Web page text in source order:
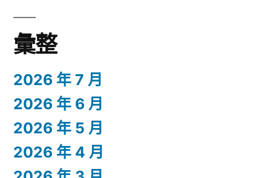
彙整
2026 年 7 月
2026 年 6 月
2026 年 5 月
2026 年 4 月